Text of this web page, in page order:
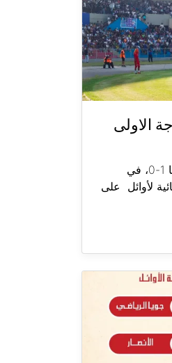
الاولى
فوز طرابلس على السلام زغرتا 1-0، في
لأوائل على